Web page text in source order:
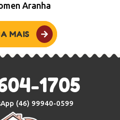
Aranha
MAIS
1705
(46) 99940-0599